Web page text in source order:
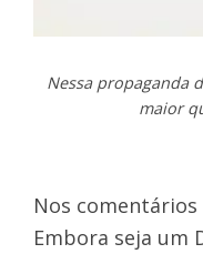
Nessa propaganda
maior
Nos
Embora seja um